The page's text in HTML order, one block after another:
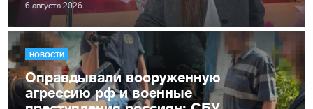
6 августа 2026
НОВОСТИ
Оправдывали вооруженную
агрессию рф и военные